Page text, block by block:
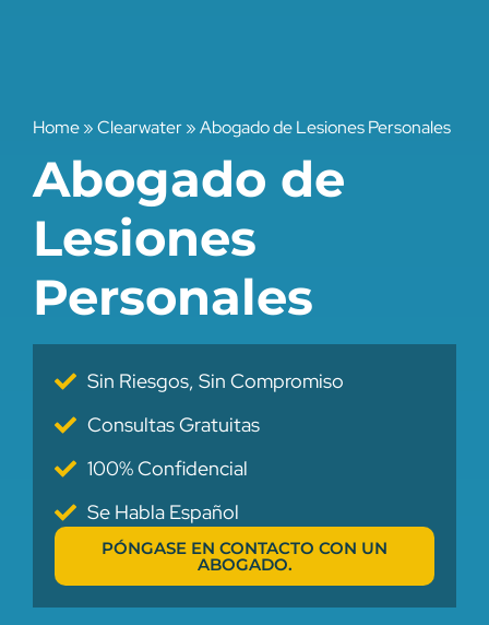
Home»Clearwater»Abogado de Lesiones Personales
Abogado de
Lesiones
Personales
Sin Riesgos, Sin Compromiso
Consultas Gratuitas
100% Confidencial
Se Habla Español
PÓNGASE EN CONTACTO CON UN
ABOGADO.